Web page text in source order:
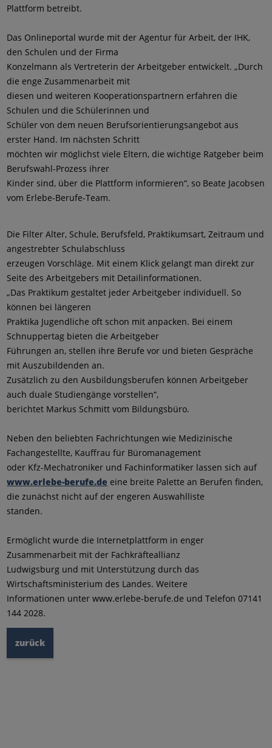
Plattform betreibt.
Das Onlineportal wurde mit der Agentur für Arbeit, der IHK,
den Schulen und der Firma
Konzelmann als Vertreterin der Arbeitgeber entwickelt. „Durch
die enge Zusammenarbeit mit
diesen und weiteren Kooperationspartnern erfahren die
Schulen und die Schülerinnen und
Schüler von dem neuen Berufsorientierungsangebot aus
erster Hand. Im nächsten Schritt
möchten wir möglichst viele Eltern, die wichtige Ratgeber beim
Berufswahl-Prozess ihrer
Kinder sind, über die Plattform informieren“, so Beate Jacobsen
vom Erlebe-Berufe-Team.
Die Filter Alter, Schule, Berufsfeld, Praktikumsart, Zeitraum und
angestrebter Schulabschluss
erzeugen Vorschläge. Mit einem Klick gelangt man direkt zur
Seite des Arbeitgebers mit Detailinformationen.
„Das Praktikum gestaltet jeder Arbeitgeber individuell. So
können bei längeren
Praktika Jugendliche oft schon mit anpacken. Bei einem
Schnuppertag bieten die Arbeitgeber
Führungen an, stellen ihre Berufe vor und bieten Gespräche
mit Auszubildenden an.
Zusätzlich zu den Ausbildungsberufen können Arbeitgeber
auch duale Studiengänge vorstellen“,
berichtet Markus Schmitt vom Bildungsbüro.
Neben den beliebten Fachrichtungen wie Medizinische
Fachangestellte, Kauffrau für Büromanagement
oder Kfz-Mechatroniker und Fachinformatiker lassen sich auf
www.erlebe-berufe.de eine breite Palette an Berufen finden,
die zunächst nicht auf der engeren Auswahlliste
standen.
Ermöglicht wurde die Internetplattform in enger
Zusammenarbeit mit der Fachkräfteallianz
Ludwigsburg und mit Unterstützung durch das
Wirtschaftsministerium des Landes. Weitere
Informationen unter www.erlebe-berufe.de und Telefon 07141
144 2028.
zurück